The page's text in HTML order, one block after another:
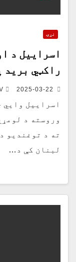
نړۍ
راکټي برید په لبنان وکړ
2025-03-22
اسراییل وايي
وروسته د
ته د توغندیو
لبنان کې د…